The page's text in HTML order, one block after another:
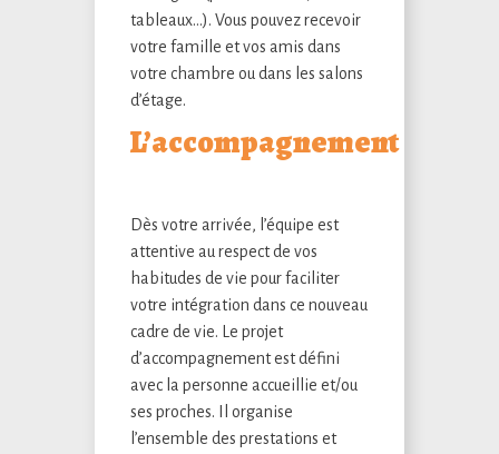
tableaux…). Vous pouvez recevoir
votre famille et vos amis dans
votre chambre ou dans les salons
d’étage.
L’accompagnement
Dès votre arrivée, l’équipe est
attentive au respect de vos
habitudes de vie pour faciliter
votre intégration dans ce nouveau
cadre de vie. Le projet
d’accompagnement est défini
avec la personne accueillie et/ou
ses proches. Il organise
l’ensemble des prestations et